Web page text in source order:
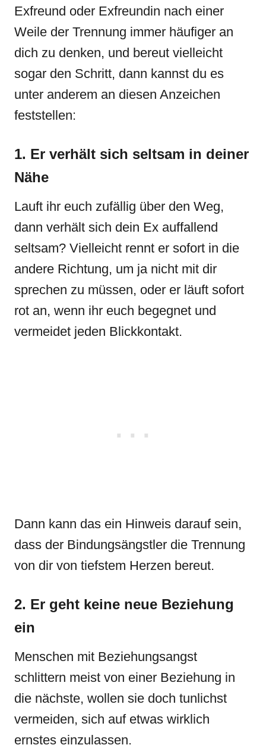
Exfreund oder Exfreundin nach einer
Weile der Trennung immer häufiger an
dich zu denken, und bereut vielleicht
sogar den Schritt, dann kannst du es
unter anderem an diesen Anzeichen
feststellen:
1. Er verhält sich seltsam in deiner
Nähe
Lauft ihr euch zufällig über den Weg,
dann verhält sich dein Ex auffallend
seltsam? Vielleicht rennt er sofort in die
andere Richtung, um ja nicht mit dir
sprechen zu müssen, oder er läuft sofort
rot an, wenn ihr euch begegnet und
vermeidet jeden Blickkontakt.
Dann kann das ein Hinweis darauf sein,
dass der Bindungsängstler die Trennung
von dir von tiefstem Herzen bereut.
2. Er geht keine neue Beziehung
ein
Menschen mit Beziehungsangst
schlittern meist von einer Beziehung in
die nächste, wollen sie doch tunlichst
vermeiden, sich auf etwas wirklich
ernstes einzulassen.